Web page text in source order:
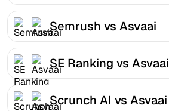
Semrush vs Asvaai
SE Ranking vs Asvaai
Scrunch AI vs Asvaai